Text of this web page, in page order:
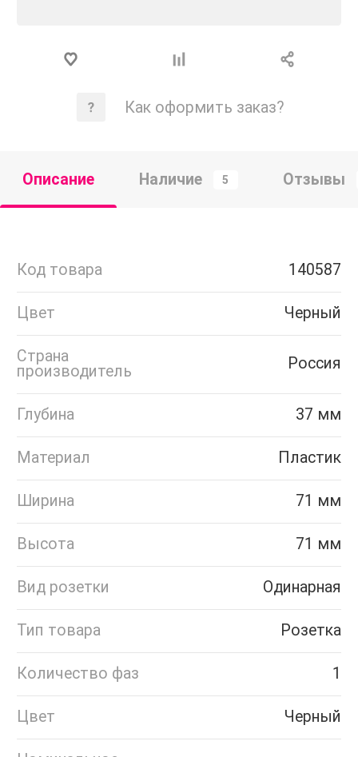
Как оформить заказ?
Описание Наличие 5 Отзывы
Код товара 140587
Цвет Черный
Страна
производитель
Россия
Глубина 37 мм
Материал Пластик
Ширина 71 мм
Высота 71 мм
Вид розетки Одинарная
Тип товара Розетка
Количество фаз 1
Цвет Черный